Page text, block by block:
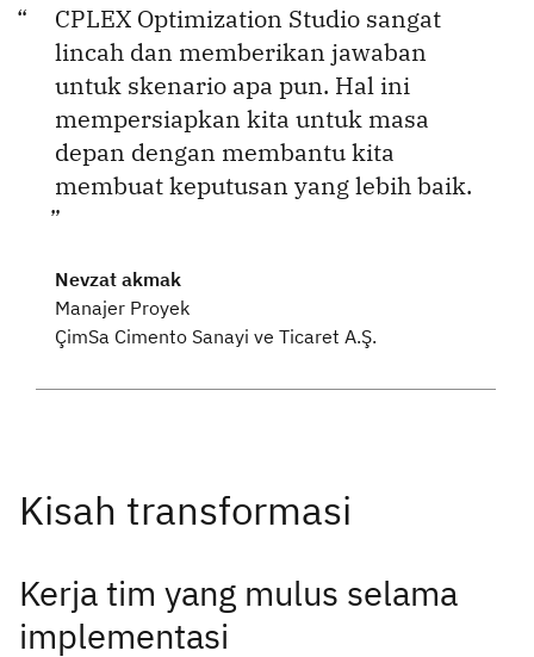
CPLEX Optimization Studio sangat
lincah dan memberikan jawaban
untuk skenario apa pun. Hal ini
mempersiapkan kita untuk masa
depan dengan membantu kita
membuat keputusan yang lebih baik.
Nevzat akmak
Manajer Proyek
ÇimSa Cimento Sanayi ve Ticaret A.Ş.
Kerja tim yang mulus selama
implementasi